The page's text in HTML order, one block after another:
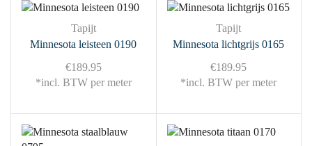
Tapijt
Minnesota leisteen 0190
€189.95
*incl. BTW per meter
Tapijt
Minnesota lichtgrijs 0165
€189.95
*incl. BTW per meter